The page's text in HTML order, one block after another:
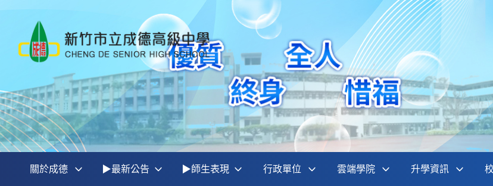
關於成德 ▶最新公告 ▶師生表現 行政單位 雲端學院 升學資訊